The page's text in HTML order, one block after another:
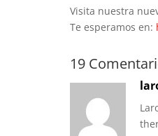
Visita nuestra
Te esperamos en:
19